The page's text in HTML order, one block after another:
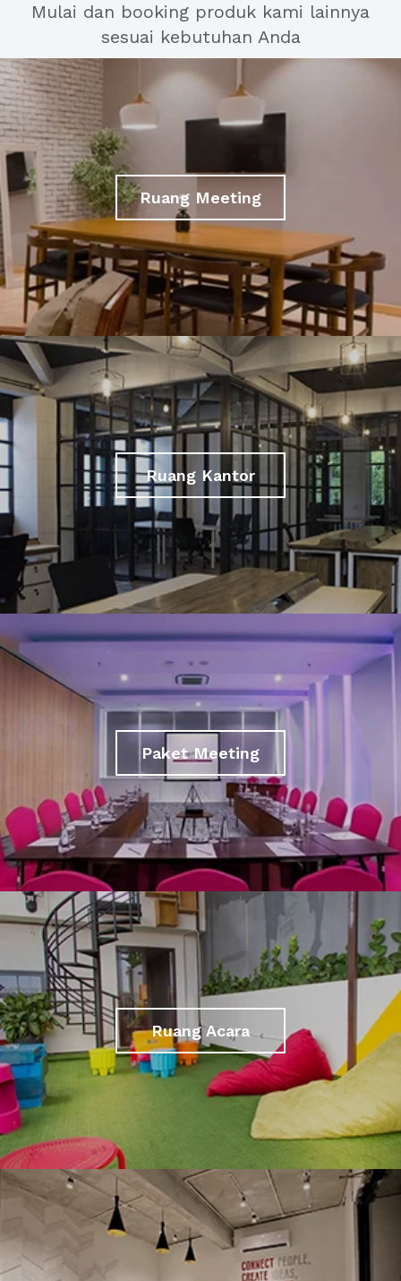
Mulai dan booking produk kami lainnya
sesuai kebutuhan Anda
Ruang Meeting
Ruang Kantor
Paket Meeting
Ruang Acara